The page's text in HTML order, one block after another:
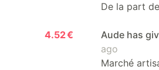
De la part
4.52 € Aude has
ago
Marché